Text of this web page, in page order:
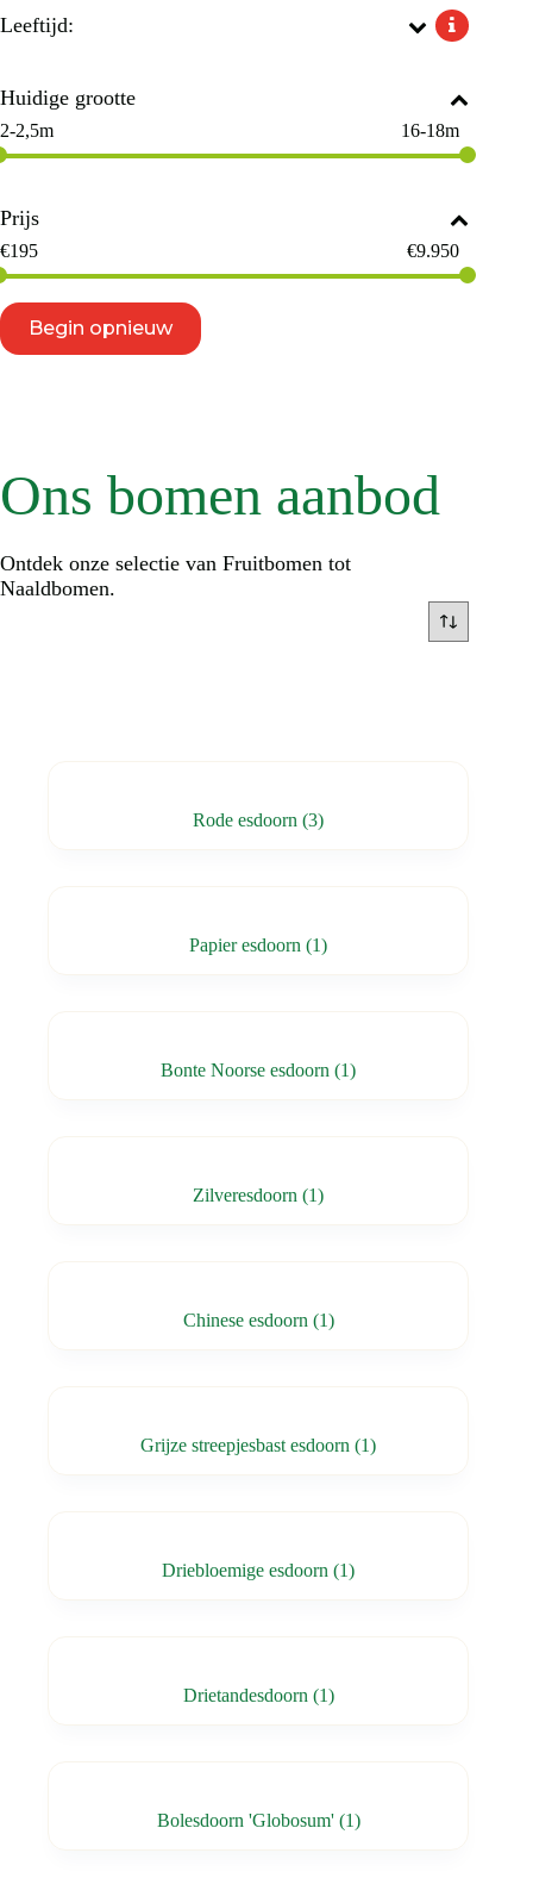
Ons bomen aanbod
Ontdek onze selectie van Fruitbomen tot
Naaldbomen.
Rode esdoorn(3)
Papier esdoorn(1)
Bonte Noorse esdoorn(1)
Zilveresdoorn(1)
Chinese esdoorn (1)
Grijze streepjesbast esdoorn(1)
Driebloemige esdoorn(1)
Drietandesdoorn (1)
Bolesdoorn 'Globosum' (1)
Leeftijd:
Huidige grootte
2-2,5m 16-18m
Prijs
€195 €9.950
Begin opnieuw